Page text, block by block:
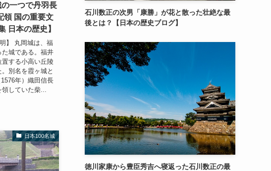
一つで丹羽長
領 国の重要文
日本の歴史】
】 丸岡城は、福
城である。福井
する小高い丘陵
別名を霞ヶ城と
年）織田信長
していた柴...
日本100名城
石川数正の次男「康勝」が花と散った壮絶な最
後とは？【日本の歴史ブログ】
徳川家康から豊臣秀吉へ寝返った石川数正の最